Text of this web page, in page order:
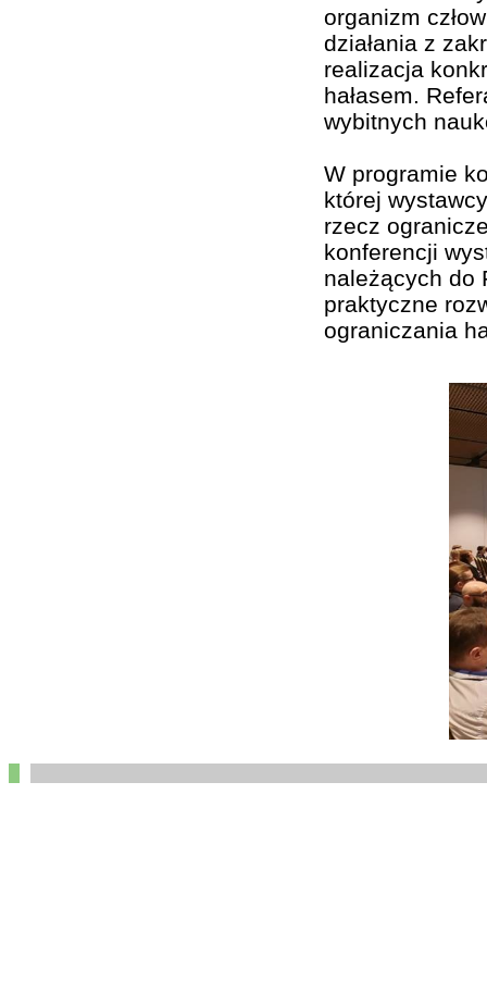
organizm
działania z
realizacja
hałasem.
wybitnych
W programie
której
rzecz
konferencji
należących do
praktyczne
ograniczania